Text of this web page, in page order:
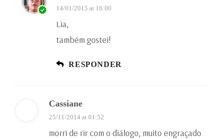
14/01/2015 at 16:00
Lia,
também gostei!
RESPONDER
Cassiane
25/11/2014 at 01:52
morri de rir com o diálogo, muito engraçado